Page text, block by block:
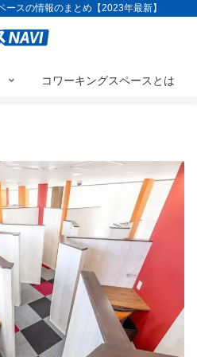
スの情報のまとめ【2023年最新】
コワーキングスペースとは